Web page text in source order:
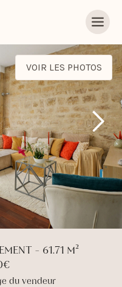
- 61.71 M²
du vendeur
VOIR LES PHOTOS